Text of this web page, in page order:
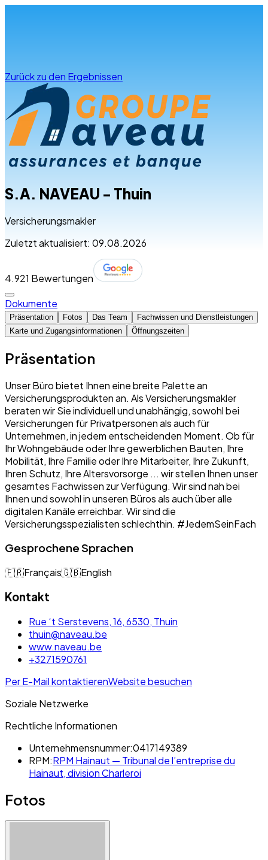
Zurück zu den Ergebnissen
S.A. NAVEAU - Thuin
Versicherungsmakler
Zuletzt aktualisiert: 09.08.2026
4.921 Bewertungen
Dokumente
Präsentation Fotos Das Team
Fachwissen und Dienstleistungen
Karte und Zugangsinformationen
Öffnungszeiten
Präsentation
Unser Büro bietet Ihnen eine breite Palette an
Versicherungsprodukten an. Als Versicherungsmakler
beraten wir Sie individuell und unabhängig, sowohl bei
Versicherungen für Privatpersonen als auch für
Unternehmen, in jedem entscheidenden Moment. Ob für
Ihr Wohngebäude oder Ihre gewerblichen Bauten, Ihre
Mobilität, Ihre Familie oder Ihre Mitarbeiter, Ihre Zukunft,
Ihren Schutz, Ihre Altersvorsorge ... wir stellen Ihnen unser
gesamtes Fachwissen zur Verfügung. Wir sind nah bei
Ihnen und sowohl in unseren Büros als auch über alle
digitalen Kanäle erreichbar. Wir sind die
Versicherungsspezialisten schlechthin. #JedemSeinFach
Gesprochene Sprachen
🇫🇷Français🇬🇧English
Kontakt
Rue ‘t Serstevens, 16, 6530, Thuin
thuin@naveau.be
www.naveau.be
+3271590761
Per E-Mail kontaktierenWebsite besuchen
Soziale Netzwerke
Rechtliche Informationen
Unternehmensnummer:0417149389
RPM:RPM Hainaut — Tribunal de l’entreprise du
Hainaut, division Charleroi
Fotos